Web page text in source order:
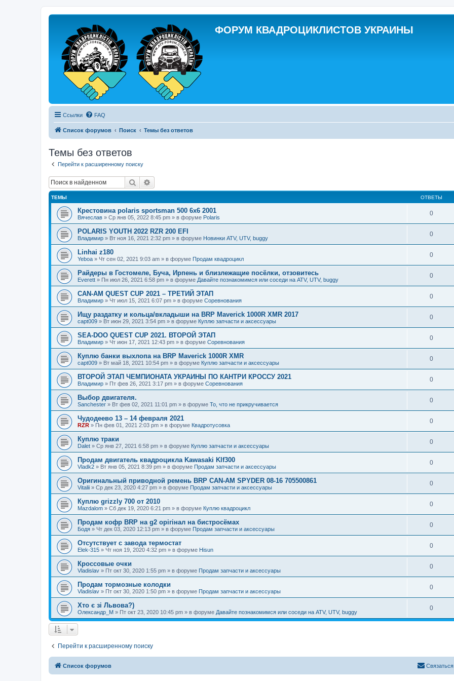
ФОРУМ КВАДРОЦИКЛИСТОВ УКРАИНЫ
Ссылки FAQ
Список форумов Поиск Темы без ответов
Темы без ответов
Перейти к расширенному поиску
Поиск
ТЕМЫ ОТВЕТЫ
Крестовина polaris sportsman 500 6x6 2001
Вячеслав » Ср янв 05, 2022 8:45 pm » в форуме Polaris
0
POLARIS YOUTH 2022 RZR 200 EFI
Владимир » Вт ноя 16, 2021 2:32 pm » в форуме Новинки ATV, UTV, buggy
0
Linhai z180
Yeboa » Чт сен 02, 2021 9:03 am » в форуме Продам квадроцикл
0
Райдеры в Гостомеле, Буча, Ирпень и близлежащие посёлки, отзовитесь
Everett » Пн июл 26, 2021 6:58 pm » в форуме Давайте познакомимся или соседи на ATV, UTV, buggy
0
CAN-AM QUEST CUP 2021 – ТРЕТИЙ ЭТАП
Владимир » Чт июл 15, 2021 6:07 pm » в форуме Соревнования
0
Ищу раздатку и кольца/вкладыши на BRP Maverick 1000R XMR 2017
capt009 » Вт июн 29, 2021 3:54 pm » в форуме Куплю запчасти и аксессуары
0
SEA-DOO QUEST CUP 2021. ВТОРОЙ ЭТАП
Владимир » Чт июн 17, 2021 12:43 pm » в форуме Соревнования
0
Куплю банки выхлопа на BRP Maverick 1000R XMR
capt009 » Вт май 18, 2021 10:54 pm » в форуме Куплю запчасти и аксессуары
0
ВТОРОЙ ЭТАП ЧЕМПИОНАТА УКРАИНЫ ПО КАНТРИ КРОССУ 2021
Владимир » Пт фев 26, 2021 3:17 pm » в форуме Соревнования
0
Выбор двигателя.
Sanchester » Вт фев 02, 2021 11:01 pm » в форуме То, что не прикручивается
0
Чудодеево 13 – 14 февраля 2021
RZR » Пн фев 01, 2021 2:03 pm » в форуме Квадротусовка
0
Куплю траки
Dalet » Ср янв 27, 2021 6:58 pm » в форуме Куплю запчасти и аксессуары
0
Продам двигатель квадроцикла Kawasaki Klf300
Vladk2 » Вт янв 05, 2021 8:39 pm » в форуме Продам запчасти и аксессуары
0
Оригинальный приводной ремень BRP CAN-AM SPYDER 08-16 705500861
Vitalii » Ср дек 23, 2020 4:27 pm » в форуме Продам запчасти и аксессуары
0
Куплю grizzly 700 от 2010
Mazdalom » Сб дек 19, 2020 6:21 pm » в форуме Куплю квадроцикл
0
Продам кофр BRP на g2 орігінал на бистросёмах
Бодя » Чт дек 03, 2020 12:13 pm » в форуме Продам запчасти и аксессуары
0
Отсутствует с завода термостат
Elek-315 » Чт ноя 19, 2020 4:32 pm » в форуме Hisun
0
Кроссовые очки
Vladislav » Пт окт 30, 2020 1:55 pm » в форуме Продам запчасти и аксессуары
0
Продам тормозные колодки
Vladislav » Пт окт 30, 2020 1:50 pm » в форуме Продам запчасти и аксессуары
0
Хто є зі Львова?)
Олександр_М » Пт окт 23, 2020 10:45 pm » в форуме Давайте познакомимся или соседи на ATV, UTV, buggy
0
Перейти к расширенному поиску
Список форумов